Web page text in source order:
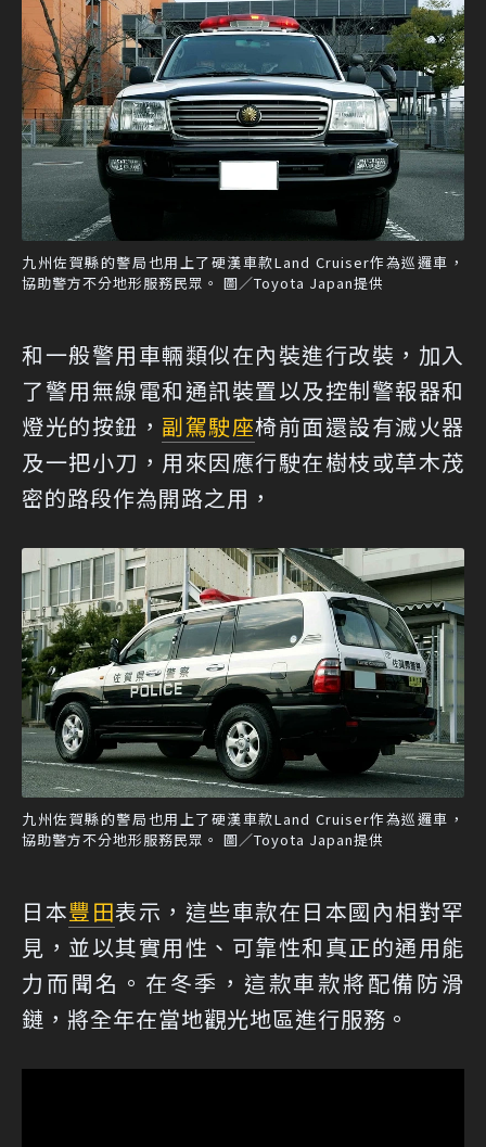
九州佐賀縣的警局也用上了硬漢車款Land Cruiser作為巡邏車，
協助警方不分地形服務民眾。 圖／Toyota Japan提供
和一般警用車輛類似在內裝進行改裝，加入
了警用無線電和通訊裝置以及控制警報器和
燈光的按鈕， 副駕駛座椅前面還設有滅火器
及一把小刀，用來因應行駛在樹枝或草木茂
密的路段作為開路之用，
九州佐賀縣的警局也用上了硬漢車款Land Cruiser作為巡邏車，
協助警方不分地形服務民眾。 圖／Toyota Japan提供
日本豐田表示，這些車款在日本國內相對罕
見，並以其實用性、可靠性和真正的通用能
力而聞名。在冬季，這款車款將配備防滑
鏈，將全年在當地觀光地區進行服務。